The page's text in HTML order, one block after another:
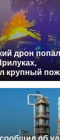
дрон
крупный
об